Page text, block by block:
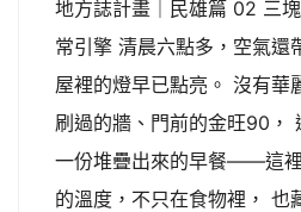
地方誌計畫｜民雄篇 02 三
常引擎 清晨六點多，空氣還
屋裡的燈早已點亮。 沒有華
刷過的牆、門前的金旺90，
一份堆疊出來的早餐——這
的溫度，不只在食物裡， 也